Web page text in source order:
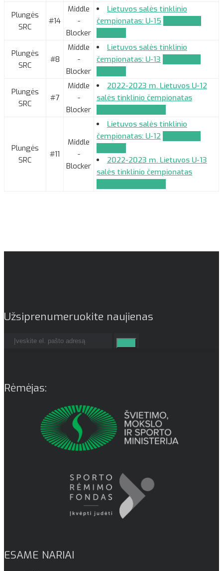
Plungės
SRC
#14
Middle
-
Blocker
Lietuvos salės tinklinio
čempionatas: U-15
Plungės
SRC
#8
Middle
-
Blocker
Lietuvos salės tinklinio
čempionatas: U-13
Plungės
SRC
#7
Middle
-
Blocker
2022-2023 m. Lietuvos U-12
salės tinklinio čempionatas
Plungės
SRC
#11
Middle
-
Blocker
Lietuvos salės tinklinio
čempionatas: U-12
2022-2023 m. Lietuvos U-13
salės tinklinio čempionatas
Užsiprenumeruokite naujienas
Rėmėjas:
ESAME NARIAI